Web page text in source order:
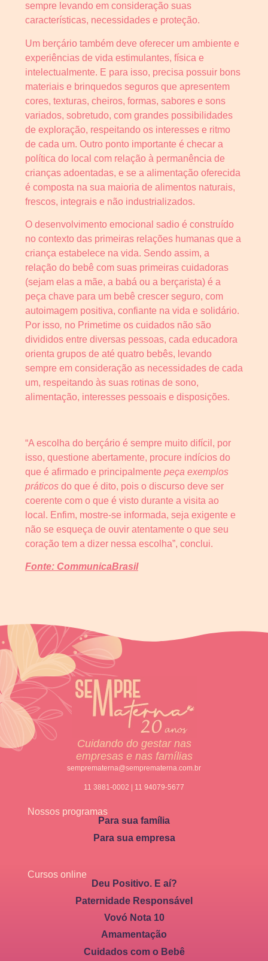
sempre levando em consideração suas
características, necessidades e proteção.
Um berçário também deve oferecer um ambiente e
experiências de vida estimulantes, física e
intelectualmente. E para isso, precisa possuir bons
materiais e brinquedos seguros que apresentem
cores, texturas, cheiros, formas, sabores e sons
variados, sobretudo, com grandes possibilidades
de exploração, respeitando os interesses e ritmo
de cada um. Outro ponto importante é checar a
política do local com relação à permanência de
crianças adoentadas, e se a alimentação oferecida
é composta na sua maioria de alimentos naturais,
frescos, integrais e não industrializados.
O desenvolvimento emocional sadio é construído
no contexto das primeiras relações humanas que a
criança estabelece na vida. Sendo assim, a
relação do bebê com suas primeiras cuidadoras
(sejam elas a mãe, a babá ou a berçarista) é a
peça chave para um bebê crescer seguro, com
autoimagem positiva, confiante na vida e solidário.
Por isso, no Primetime os cuidados não são
divididos entre diversas pessoas, cada educadora
orienta grupos de até quatro bebês, levando
sempre em consideração as necessidades de cada
um, respeitando às suas rotinas de sono,
alimentação, interesses pessoais e disposições.
“A escolha do berçário é sempre muito difícil, por
isso, questione abertamente, procure indícios do
que é afirmado e principalmente peça exemplos
práticos do que é dito, pois o discurso deve ser
coerente com o que é visto durante a visita ao
local. Enfim, mostre-se informada, seja exigente e
não se esqueça de ouvir atentamente o que seu
coração tem a dizer nessa escolha”, conclui.
Fonte: CommunicaBrasil
Cuidando do gestar nas
empresas e nas famílias
semprematerna@semprematerna.com.br
11 3881-0002 | 11 94079-5677
Nossos programas
Para sua família
Para sua empresa
Cursos online
Deu Positivo. E aí?
Paternidade Responsável
Vovó Nota 10
Amamentação
Cuidados com o Bebê